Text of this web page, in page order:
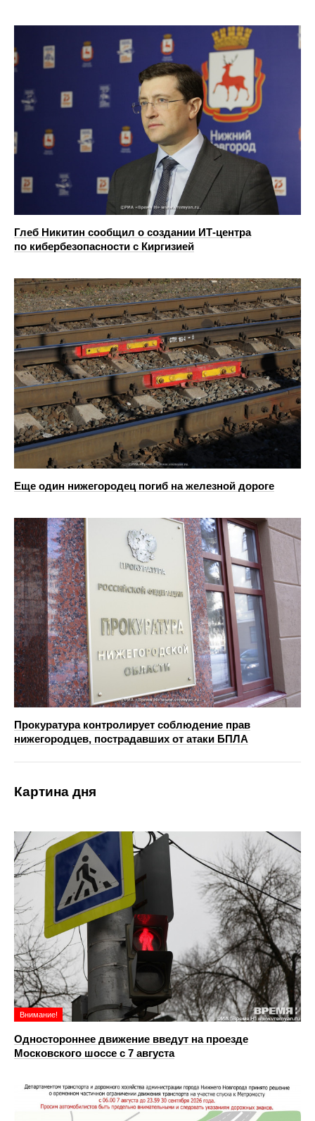
Глеб Никитин сообщил о создании ИТ-центра
по кибербезопасности с Киргизией
Еще один нижегородец погиб на железной дороге
Прокуратура контролирует соблюдение прав
нижегородцев, пострадавших от атаки БПЛА
Картина дня
Внимание!
Одностороннее движение введут на проезде
Московского шоссе с 7 августа